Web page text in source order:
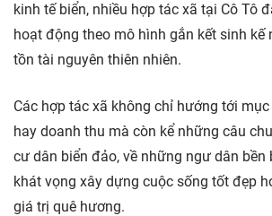
kinh tế biển, nhiều hợp tác xã tại Cô Tô
hoạt động theo mô hình gắn kết sinh kế
tồn tài nguyên thiên nhiên.
Các hợp tác xã không chỉ hướng tới
hay doanh thu mà còn kể những câu
cư dân biển đảo, về những ngư dân bền
khát vọng xây dựng cuộc sống tốt đẹp
giá trị quê hương.